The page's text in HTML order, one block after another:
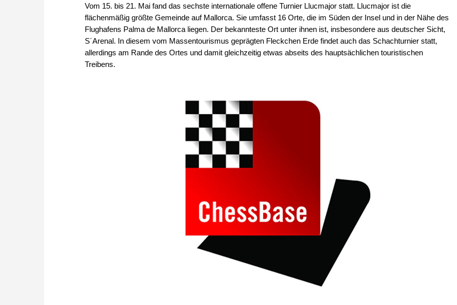
Vom 15. bis 21. Mai fand das sechste internationale offene Turnier Llucmajor statt. Llucmajor ist die
flächenmäßig größte Gemeinde auf Mallorca. Sie umfasst 16 Orte, die im Süden der Insel und in der Nähe des
Flughafens Palma de Mallorca liegen. Der bekannteste Ort unter ihnen ist, insbesondere aus deutscher Sicht,
S´Arenal. In diesem vom Massentourismus geprägten Fleckchen Erde findet auch das Schachturnier statt,
allerdings am Rande des Ortes und damit gleichzeitig etwas abseits des hauptsächlichen touristischen
Treibens.